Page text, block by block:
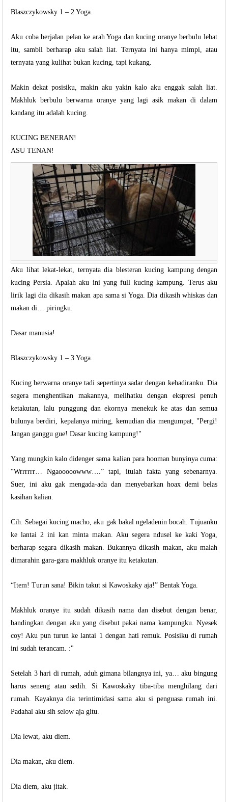
Blaszczykowsky 1 – 2 Yoga.
Aku coba berjalan pelan ke arah Yoga dan kucing oranye berbulu lebat
itu, sambil berharap aku salah liat. Ternyata ini hanya mimpi, atau
ternyata yang kulihat bukan kucing, tapi kukang.
Makin dekat posisiku, makin aku yakin kalo aku enggak salah liat.
Makhluk berbulu berwarna oranye yang lagi asik makan di dalam
kandang itu adalah kucing.
KUCING BENERAN!
ASU TENAN!
Aku lihat lekat-lekat, ternyata dia blesteran kucing kampung dengan
kucing Persia. Apalah aku ini yang full kucing kampung. Terus aku
lirik lagi dia dikasih makan apa sama si Yoga. Dia dikasih whiskas dan
makan di… piringku.
Dasar manusia!
Blaszczykowsky 1 – 3 Yoga.
Kucing berwarna oranye tadi sepertinya sadar dengan kehadiranku. Dia
segera menghentikan makannya, melihatku dengan ekspresi penuh
ketakutan, lalu punggung dan ekornya menekuk ke atas dan semua
bulunya berdiri, kepalanya miring, kemudian dia mengumpat, "Pergi!
Jangan ganggu gue! Dasar kucing kampung!"
Yang mungkin kalo didenger sama kalian para hooman bunyinya cuma:
“Wrrrrrr… Ngaooooowww….” tapi, itulah fakta yang sebenarnya.
Suer, ini aku gak mengada-ada dan menyebarkan hoax demi belas
kasihan kalian.
Cih. Sebagai kucing macho, aku gak bakal ngeladenin bocah. Tujuanku
ke lantai 2 ini kan minta makan. Aku segera ndusel ke kaki Yoga,
berharap segara dikasih makan. Bukannya dikasih makan, aku malah
dimarahin gara-gara makhluk oranye itu ketakutan.
“Item! Turun sana! Bikin takut si Kawoskaky aja!” Bentak Yoga.
Makhluk oranye itu sudah dikasih nama dan disebut dengan benar,
bandingkan dengan aku yang disebut pakai nama kampungku. Nyesek
coy! Aku pun turun ke lantai 1 dengan hati remuk. Posisiku di rumah
ini sudah terancam. :"
Setelah 3 hari di rumah, aduh gimana bilangnya ini, ya… aku bingung
harus seneng atau sedih. Si Kawoskaky tiba-tiba menghilang dari
rumah. Kayaknya dia terintimidasi sama aku si penguasa rumah ini.
Padahal aku sih selow aja gitu.
Dia lewat, aku diem.
Dia makan, aku diem.
Dia diem, aku jitak.